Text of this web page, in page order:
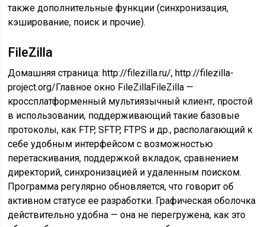
также дополнительные функции (синхронизация,
кэширование, поиск и прочие).
FileZilla
Домашняя страница: http://filezilla.ru/, http://filezilla-
project.org/Главное окно FileZillaFileZilla —
кроссплатформенный мультиязычный клиент, простой
в использовании, поддерживающий такие базовые
протоколы, как FTP, SFTP, FTPS и др., располагающий к
себе удобным интерфейсом с возможностью
перетаскивания, поддержкой вкладок, сравнением
директорий, синхронизацией и удаленным поиском.
Программа регулярно обновляется, что говорит об
активном статусе ее разработки. Графическая оболочка
действительно удобна — она не перегружена, как это